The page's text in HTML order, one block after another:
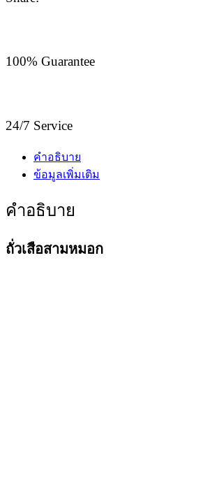
100% Guarantee
24/7 Service
คำอธิบาย
ข้อมูลเพิ่มเติม
คำอธิบาย
ถั่วเสือสามหมอก